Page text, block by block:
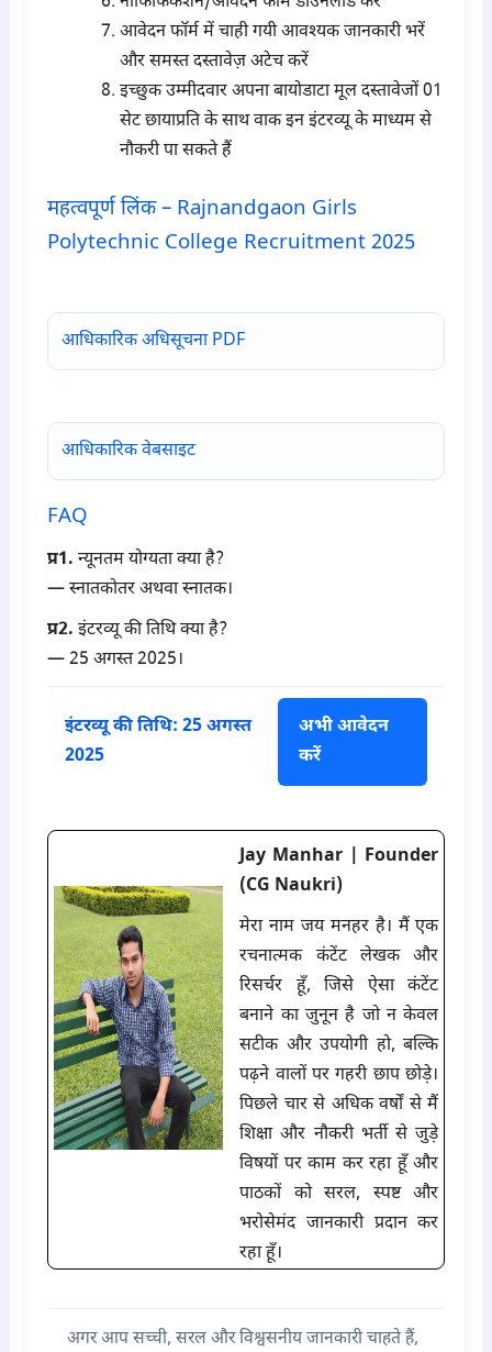
आवेदन फॉर्म में चाही गयी आवश्यक जानकारी भरें
और समस्त दस्तावेज़ अटेच करें
इच्छुक उम्मीदवार अपना बायोडाटा मूल दस्तावेजों 01
सेट छायाप्रति के साथ वाक इन इंटरव्यू के माध्यम से
नौकरी पा सकते हैं
महत्वपूर्ण लिंक – Rajnandgaon Girls
Polytechnic College Recruitment 2025
आधिकारिक अधिसूचना PDF
आधिकारिक वेबसाइट
FAQ
प्र1. न्यूनतम योग्यता क्या है?
— स्नातकोतर अथवा स्नातक।
प्र2. इंटरव्यू की तिथि क्या है?
— 25 अगस्त 2025।
इंटरव्यू की तिथि: 25 अगस्त
2025
अभी आवेदन
करें
Jay Manhar | Founder
(CG Naukri)
मेरा नाम जय मनहर है। मैं एक
रचनात्मक कंटेंट लेखक और
रिसर्चर हूँ, जिसे ऐसा कंटेंट
बनाने का जुनून है जो न केवल
सटीक और उपयोगी हो, बल्कि
पढ़ने वालों पर गहरी छाप छोड़े।
पिछले चार से अधिक वर्षों से मैं
शिक्षा और नौकरी भर्ती से जुड़े
विषयों पर काम कर रहा हूँ और
पाठकों को सरल, स्पष्ट और
भरोसेमंद जानकारी प्रदान कर
रहा हूँ।
अगर आप सच्ची, सरल और विश्वसनीय जानकारी चाहते हैं,